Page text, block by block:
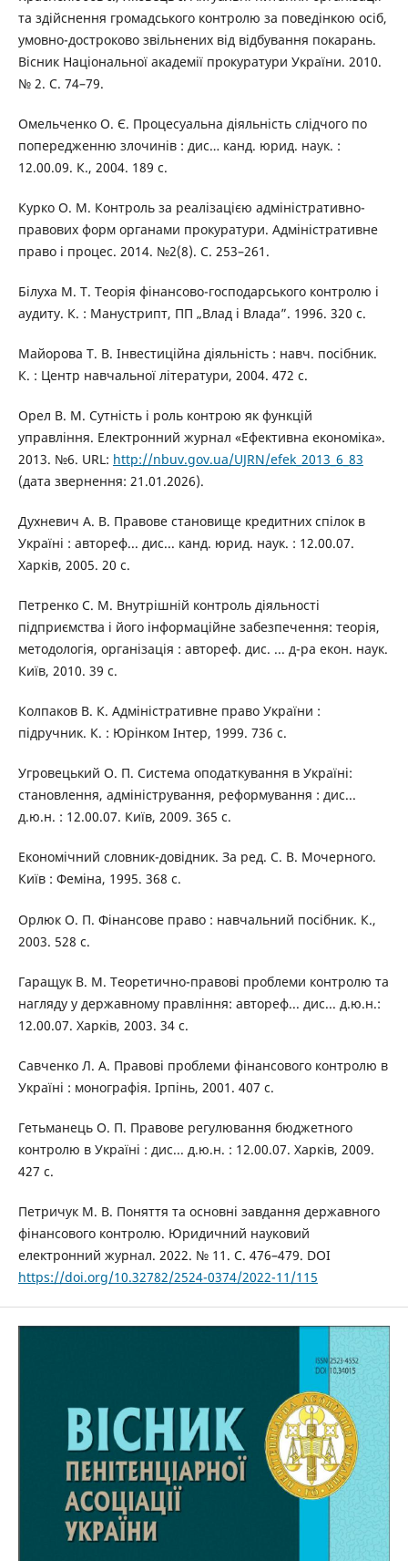
та здійснення громадського контролю за поведінкою осіб,
умовно-достроково звільнених від відбування покарань.
Вісник Національної академії прокуратури України. 2010.
№ 2. С. 74–79.
Омельченко О. Є. Процесуальна діяльність слідчого по
попередженню злочинів : дис… канд. юрид. наук. :
12.00.09. К., 2004. 189 с.
Курко О. М. Контроль за реалізацією адміністративно-
правових форм органами прокуратури. Адміністративне
право і процес. 2014. №2(8). С. 253–261.
Білуха М. Т. Теорія фінансово-господарського контролю і
аудиту. К. : Манустрипт, ПП „Влад і Влада”. 1996. 320 с.
Майорова Т. В. Інвестиційна діяльність : навч. посібник.
К. : Центр навчальної літератури, 2004. 472 с.
Орел В. М. Сутність і роль контрою як функцій
управління. Електронний журнал «Ефективна економіка».
2013. №6. URL: http://nbuv.gov.ua/UJRN/efek_2013_6_83
(дата звернення: 21.01.2026).
Духневич А. В. Правове становище кредитних спілок в
Україні : автореф... дис... канд. юрид. наук. : 12.00.07.
Харків, 2005. 20 с.
Петренко С. М. Внутрішній контроль діяльності
підприємства і його інформаційне забезпечення: теорія,
методологія, організація : автореф. дис. ... д-ра екон. наук.
Київ, 2010. 39 с.
Колпаков В. К. Адміністративне право України :
підручник. К. : Юрінком Інтер, 1999. 736 с.
Угровецький О. П. Система оподаткування в Україні:
становлення, адміністрування, реформування : дис...
д.ю.н. : 12.00.07. Київ, 2009. 365 с.
Економічний словник-довідник. За ред. С. В. Мочерного.
Київ : Феміна, 1995. 368 с.
Орлюк О. П. Фінансове право : навчальний посібник. К.,
2003. 528 с.
Гаращук В. М. Теоретично-правові проблеми контролю та
нагляду у державному правління: автореф... дис... д.ю.н.:
12.00.07. Харків, 2003. 34 с.
Савченко Л. А. Правові проблеми фінансового контролю в
Україні : монографія. Ірпінь, 2001. 407 с.
Гетьманець О. П. Правове регулювання бюджетного
контролю в Україні : дис... д.ю.н. : 12.00.07. Харків, 2009.
427 с.
Петричук М. В. Поняття та основні завдання державного
фінансового контролю. Юридичний науковий
електронний журнал. 2022. № 11. С. 476–479. DOI
https://doi.org/10.32782/2524-0374/2022-11/115